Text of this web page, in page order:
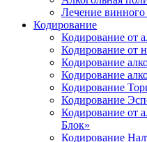
Лечение винного
Кодирование
Кодирование от
Кодирование от
Кодирование
Кодирование
Кодирование
Кодирование
Кодирование от
Блок»
Кодирование